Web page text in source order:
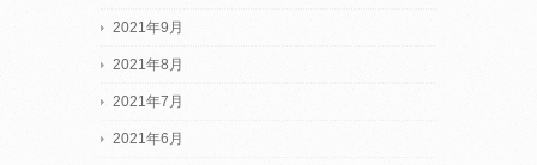
2021年9月
2021年8月
2021年7月
2021年6月